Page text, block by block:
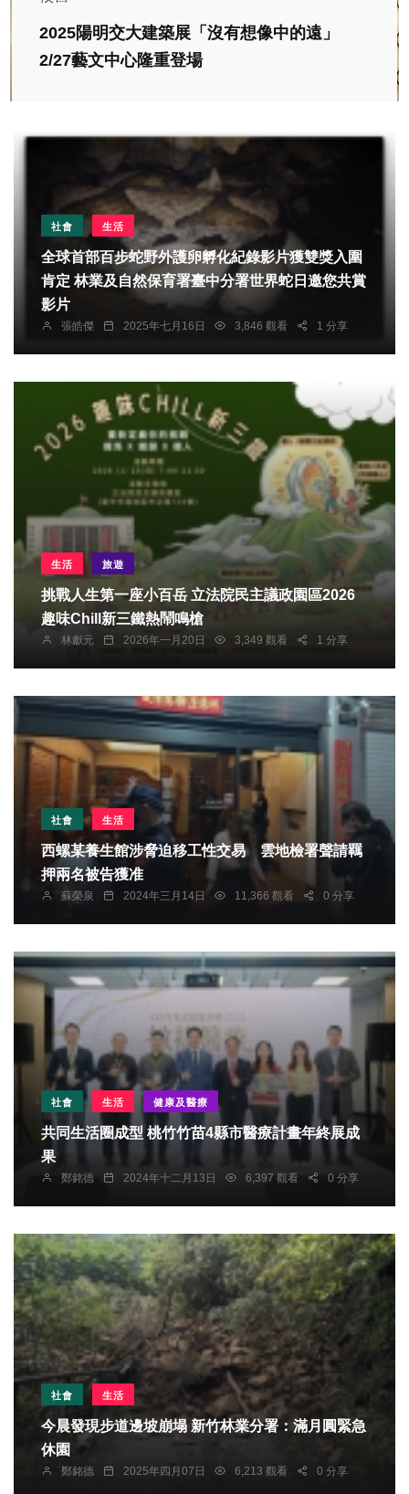
2025陽明交大建築展「沒有想像中的遠」
2/27藝文中心隆重登場
社會 生活
全球首部百步蛇野外護卵孵化紀錄影片獲雙獎入圍
肯定 林業及自然保育署臺中分署世界蛇日邀您共賞
影片
張皓傑 2025年七月16日 3,846 觀看 1 分享
生活 旅遊
挑戰人生第一座小百岳 立法院民主議政園區2026
趣味Chill新三鐵熱鬧鳴槍
林獻元 2026年一月20日 3,349 觀看 1 分享
社會 生活
西螺某養生館涉脅迫移工性交易 雲地檢署聲請羈
押兩名被告獲准
蘇榮泉 2024年三月14日 11,366 觀看 0 分享
社會 生活 健康及醫療
共同生活圈成型 桃竹竹苗4縣市醫療計畫年終展成
果
鄭銘德 2024年十二月13日 6,397 觀看 0 分享
社會 生活
今晨發現步道邊坡崩塌 新竹林業分署：滿月圓緊急
休園
鄭銘德 2025年四月07日 6,213 觀看 0 分享